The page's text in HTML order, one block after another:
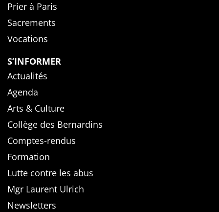
Prier à Paris
Sacrements
Vocations
S’INFORMER
Actualités
Agenda
Arts & Culture
Collège des Bernardins
Comptes-rendus
Formation
Lutte contre les abus
Mgr Laurent Ulrich
Newsletters